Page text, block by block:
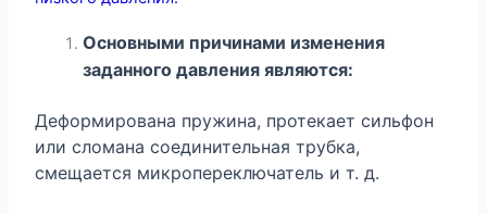
Основными причинами изменения
заданного давления являются:
Деформирована пружина, протекает сильфон
или сломана соединительная трубка,
смещается микропереключатель и т. д.